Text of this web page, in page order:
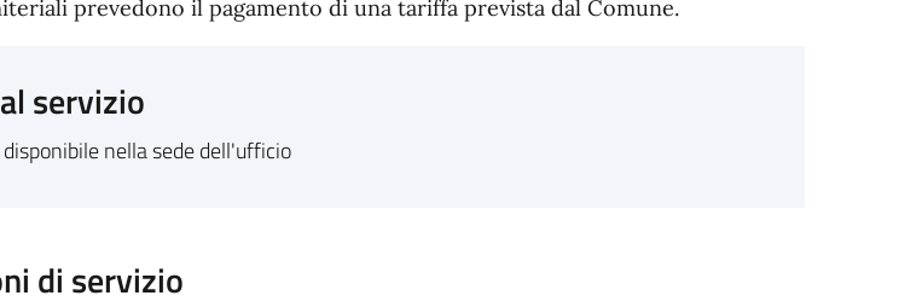
prevedono il pagamento di una tariffa prevista dal Comune.
servizio
nella sede dell'ufficio
di servizio